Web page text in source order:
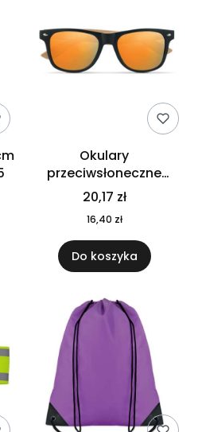
Okulary
przeciwsłoneczne
CALIFORNIA TOUCH
MO9617-10
20,17 zł
16,40 zł
Do koszyka